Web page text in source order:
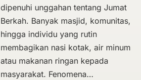
dipenuhi unggahan tentang Jumat
Berkah. Banyak masjid, komunitas,
hingga individu yang rutin
membagikan nasi kotak, air minum
atau makanan ringan kepada
masyarakat. Fenomena…